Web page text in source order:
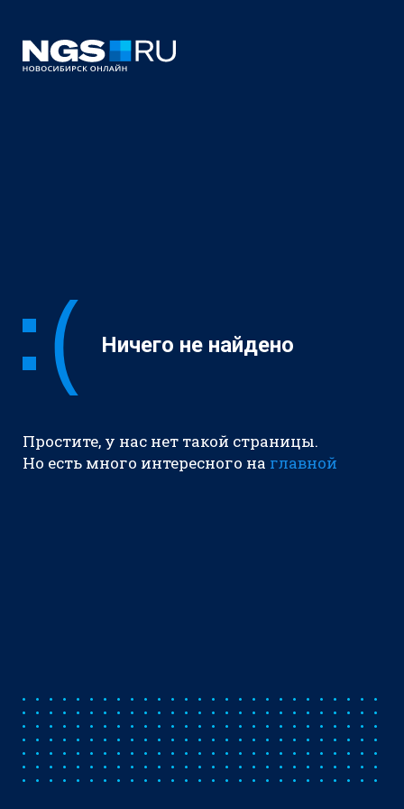
Ничего не найдено
Простите, у нас нет такой страницы.
Но есть много интересного на главной